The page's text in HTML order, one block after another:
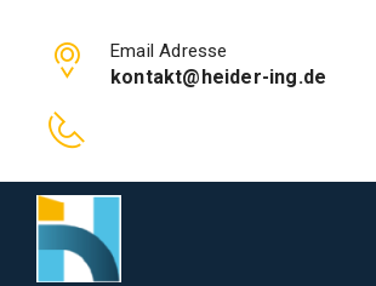
Email Adresse
kontakt@heider-ing.de